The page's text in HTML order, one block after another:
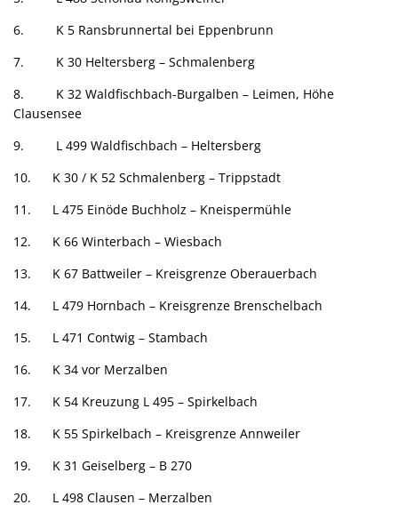
6. K 5 Ransbrunnertal bei Eppenbrunn
7. K 30 Heltersberg – Schmalenberg
8. K 32 Waldfischbach-Burgalben – Leimen, Höhe
Clausensee
9. L 499 Waldfischbach – Heltersberg
10. K 30 / K 52 Schmalenberg – Trippstadt
11. L 475 Einöde Buchholz – Kneispermühle
12. K 66 Winterbach – Wiesbach
13. K 67 Battweiler – Kreisgrenze Oberauerbach
14. L 479 Hornbach – Kreisgrenze Brenschelbach
15. L 471 Contwig – Stambach
16. K 34 vor Merzalben
17. K 54 Kreuzung L 495 – Spirkelbach
18. K 55 Spirkelbach – Kreisgrenze Annweiler
19. K 31 Geiselberg – B 270
20. L 498 Clausen – Merzalben